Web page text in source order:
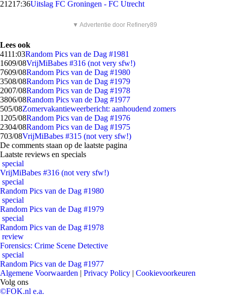
21217:36Uitslag FC Groningen - FC Utrecht
▼ Advertentie door Refinery89
Lees ook
4111:03Random Pics van de Dag #1981
1609/08VrijMiBabes #316 (not very sfw!)
7609/08Random Pics van de Dag #1980
3508/08Random Pics van de Dag #1979
2007/08Random Pics van de Dag #1978
3806/08Random Pics van de Dag #1977
505/08Zomervakantieweerbericht: aanhoudend zomers
1205/08Random Pics van de Dag #1976
2304/08Random Pics van de Dag #1975
703/08VrijMiBabes #315 (not very sfw!)
De comments staan op de laatste pagina
Laatste reviews en specials
special
VrijMiBabes #316 (not very sfw!)
special
Random Pics van de Dag #1980
special
Random Pics van de Dag #1979
special
Random Pics van de Dag #1978
review
Forensics: Crime Scene Detective
special
Random Pics van de Dag #1977
Algemene Voorwaarden | Privacy Policy | Cookievoorkeuren
Volg ons
©FOK.nl e.a.